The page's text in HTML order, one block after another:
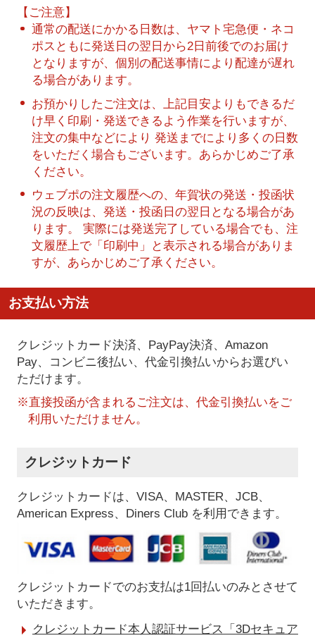
【ご注意】
通常の配送にかかる日数は、ヤマト宅急便・ネコ
ポスともに発送日の翌日から2日前後でのお届け
となりますが、個別の配送事情により配達が遅れ
る場合があります。
お預かりしたご注文は、上記目安よりもできるだ
け早く印刷・発送できるよう作業を行いますが、
注文の集中などにより 発送までにより多くの日数
をいただく場合もございます。あらかじめご了承
ください。
ウェブポの注文履歴への、年賀状の発送・投函状
況の反映は、発送・投函日の翌日となる場合があ
ります。 実際には発送完了している場合でも、注
文履歴上で「印刷中」と表示される場合がありま
すが、あらかじめご了承ください。
お支払い方法
クレジットカード決済、PayPay決済、Amazon
Pay、コンビニ後払い、代金引換払いからお選びい
ただけます。
※直接投函が含まれるご注文は、代金引換払いをご
利用いただけません。
クレジットカード
クレジットカードは、VISA、MASTER、JCB、
American Express、Diners Club を利用できます。
クレジットカードでのお支払は1回払いのみとさせて
いただきます。
クレジットカード本人認証サービス「3Dセキュア